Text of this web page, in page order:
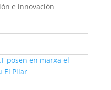
e innovación